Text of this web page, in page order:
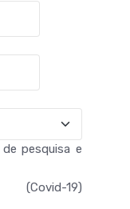
pesquisa e
19)